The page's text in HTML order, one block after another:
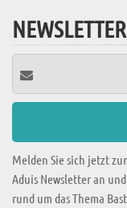
Melden Sie sich jetzt
Aduis Newsletter an
rund um das Thema